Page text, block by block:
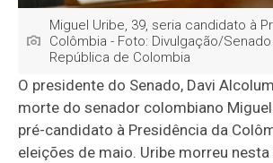
Miguel Uribe, 39, seria candidato à
Colômbia - Foto: Divulgação/
República de Colombia
O presidente do Senado, Davi
morte do senador colombiano Miguel
pré-candidato à Presidência da
eleições de maio. Uribe morreu